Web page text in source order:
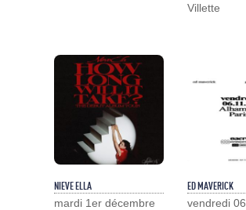
Villette
NIEVE ELLA
mardi 1er décembre
ED MAVERICK
vendredi 06